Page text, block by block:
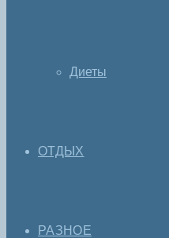
Диеты
ОТДЫХ
РАЗНОЕ